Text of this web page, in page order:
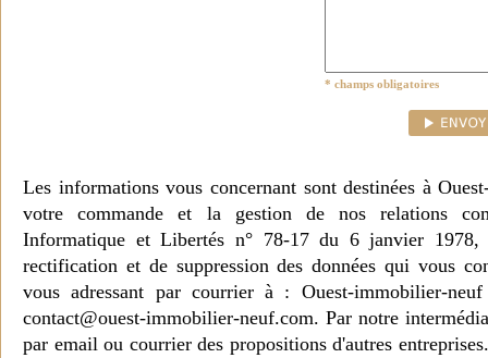
* champs obligatoires
Les informations vous concernant sont destinées à
votre commande et la gestion de nos relations
Informatique et Libertés n° 78-17 du 6 janvier 1978,
rectification et de suppression des données qui vous
vous adressant par courrier à : Ouest-immobilier-
contact@ouest-immobilier-neuf.com. Par notre
par email ou courrier des propositions d'autres